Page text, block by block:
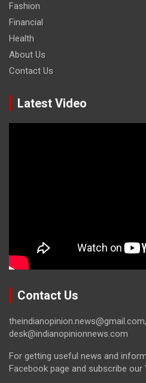
Fashion
Financial
Health
About Us
Contact Us
Latest Video
Contact Us
desk@indianopinionnews.com
For getting useful news and
Facebook page and subscribe our